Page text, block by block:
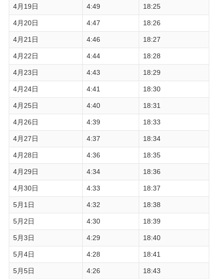
4月19日 4:49 18:25
4月20日 4:47 18:26
4月21日 4:46 18:27
4月22日 4:44 18:28
4月23日 4:43 18:29
4月24日 4:41 18:30
4月25日 4:40 18:31
4月26日 4:39 18:33
4月27日 4:37 18:34
4月28日 4:36 18:35
4月29日 4:34 18:36
4月30日 4:33 18:37
5月1日 4:32 18:38
5月2日 4:30 18:39
5月3日 4:29 18:40
5月4日 4:28 18:41
5月5日 4:26 18:43